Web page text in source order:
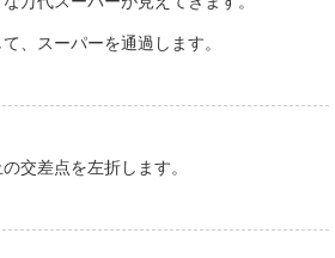
、スーパーを通過します。
交差点を左折します。